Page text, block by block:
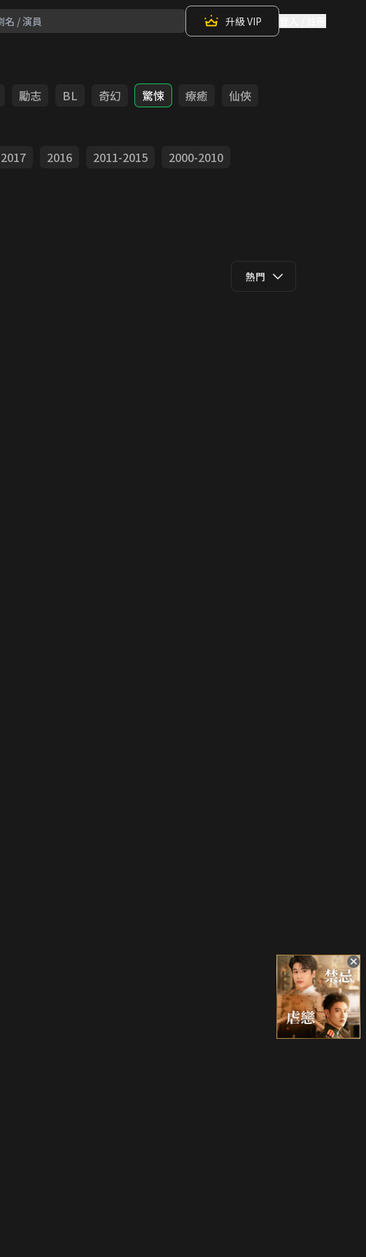
升級 VIP
勵志 BL 奇幻 驚悚 療癒
仙俠
2017 2016 2011-2015
2000-2010
熱門